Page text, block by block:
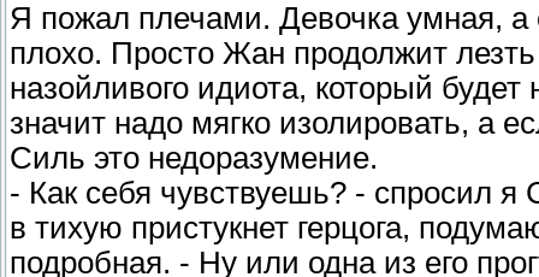
Я пожал плечами. Девочка умная, а
плохо. Просто Жан продолжит
назойливого идиота, который
значит надо мягко изолировать, а
Силь это недоразумение.
- Как себя чувствуешь? - спросил
в тихую пристукнет герцога,
подробная. - Ну или одна из его